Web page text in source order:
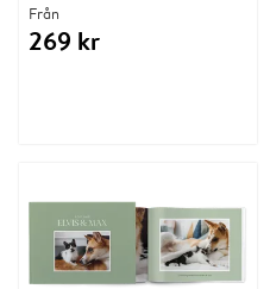
Från
269 kr